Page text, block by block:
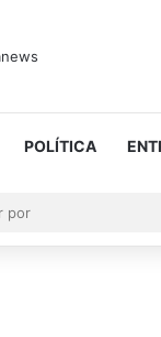
POLÍTICA